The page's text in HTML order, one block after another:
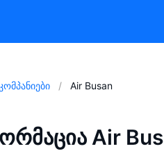
Air Busan
Air